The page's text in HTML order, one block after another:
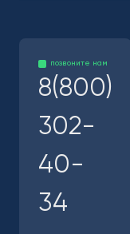
позвоните нам
8(800)
302-
40-
34